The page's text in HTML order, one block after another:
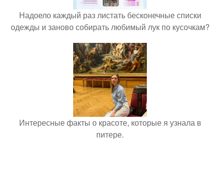
Надоело каждый раз листать бесконечные списки
одежды и заново собирать любимый лук по кусочкам?
Интересные факты о красоте, которые я узнала в
питере.